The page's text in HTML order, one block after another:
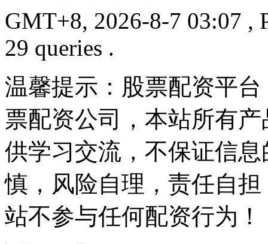
GMT+8, 2026-8-7 03:07 ,
29 queries .
温馨提示：股票配资平
票配资公司，本站所有
供学习交流，不保证信
慎，风险自理，责任自
站不参与任何配资行为！